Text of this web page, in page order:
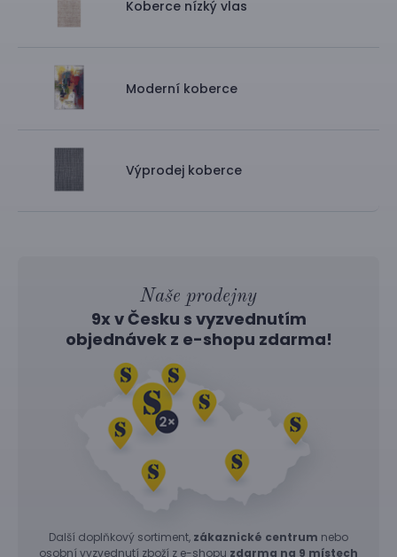
Koberce nízký vlas
Moderní koberce
Výprodej koberce
Naše prodejny
9x v Česku s vyzvednutím
objednávek z e-shopu zdarma!
Další doplňkový sortiment, zákaznické centrum nebo
osobní vyzvednutí zboží z e-shopu zdarma na 9 místech